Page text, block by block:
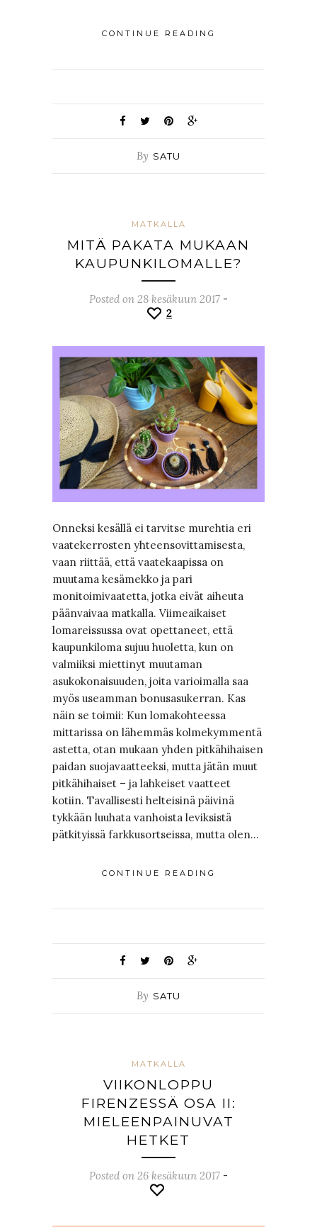
CONTINUE READING
By SATU
MATKALLA
MITÄ PAKATA MUKAAN
KAUPUNKILOMALLE?
Posted on 28 kesäkuun 2017 -
2
Onneksi kesällä ei tarvitse murehtia eri
vaatekerrosten yhteensovittamisesta,
vaan riittää, että vaatekaapissa on
muutama kesämekko ja pari
monitoimivaatetta, jotka eivät aiheuta
päänvaivaa matkalla. Viimeaikaiset
lomareissussa ovat opettaneet, että
kaupunkiloma sujuu huoletta, kun on
valmiiksi miettinyt muutaman
asukokonaisuuden, joita varioimalla saa
myös useamman bonusasukerran. Kas
näin se toimii: Kun lomakohteessa
mittarissa on lähemmäs kolmekymmentä
astetta, otan mukaan yhden pitkähihaisen
paidan suojavaatteeksi, mutta jätän muut
pitkähihaiset – ja lahkeiset vaatteet
kotiin. Tavallisesti helteisinä päivinä
tykkään luuhata vanhoista leviksistä
pätkityissä farkkusortseissa, mutta olen…
CONTINUE READING
By SATU
MATKALLA
VIIKONLOPPU
FIRENZESSÄ OSA II:
MIELEENPAINUVAT
HETKET
Posted on 26 kesäkuun 2017 -